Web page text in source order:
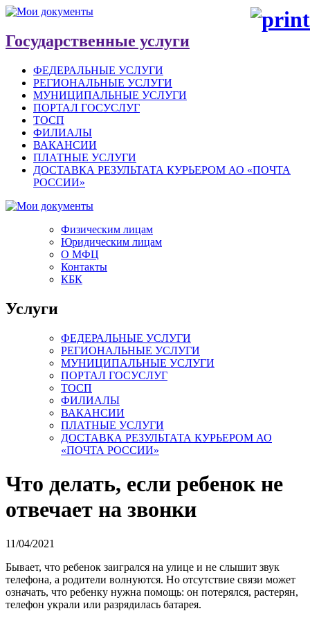
Государственные услуги
ФЕДЕРАЛЬНЫЕ УСЛУГИ
РЕГИОНАЛЬНЫЕ УСЛУГИ
МУНИЦИПАЛЬНЫЕ УСЛУГИ
ПОРТАЛ ГОСУСЛУГ
ТОСП
ФИЛИАЛЫ
ВАКАНСИИ
ПЛАТНЫЕ УСЛУГИ
ДОСТАВКА РЕЗУЛЬТАТА КУРЬЕРОМ АО «ПОЧТА
РОССИИ»
Физическим лицам
Юридическим лицам
О МФЦ
Контакты
КБК
Услуги
ФЕДЕРАЛЬНЫЕ УСЛУГИ
РЕГИОНАЛЬНЫЕ УСЛУГИ
МУНИЦИПАЛЬНЫЕ УСЛУГИ
ПОРТАЛ ГОСУСЛУГ
ТОСП
ФИЛИАЛЫ
ВАКАНСИИ
ПЛАТНЫЕ УСЛУГИ
ДОСТАВКА РЕЗУЛЬТАТА КУРЬЕРОМ АО
«ПОЧТА РОССИИ»
Что делать, если ребенок не
отвечает на звонки
11/04/2021
Бывает, что ребенок заигрался на улице и не слышит звук
телефона, а родители волнуются. Но отсутствие связи может
означать, что ребенку нужна помощь: он потерялся, растерян,
телефон украли или разрядилась батарея.